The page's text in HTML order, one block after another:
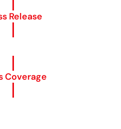
Release
Coverage